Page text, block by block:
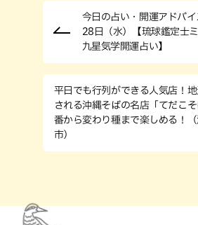
今日の占い・開運アドバ
28日（水）【琉球鑑定士
九星気学開運占い】
平日でも行列ができる人気店！
される沖縄そばの名店「てだこ
番から変わり種まで楽しめる！
市）